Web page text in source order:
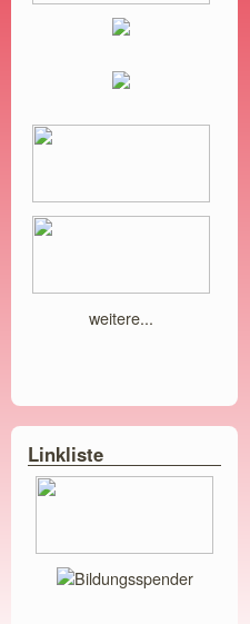
weitere...
Linkliste
Bildungsspender